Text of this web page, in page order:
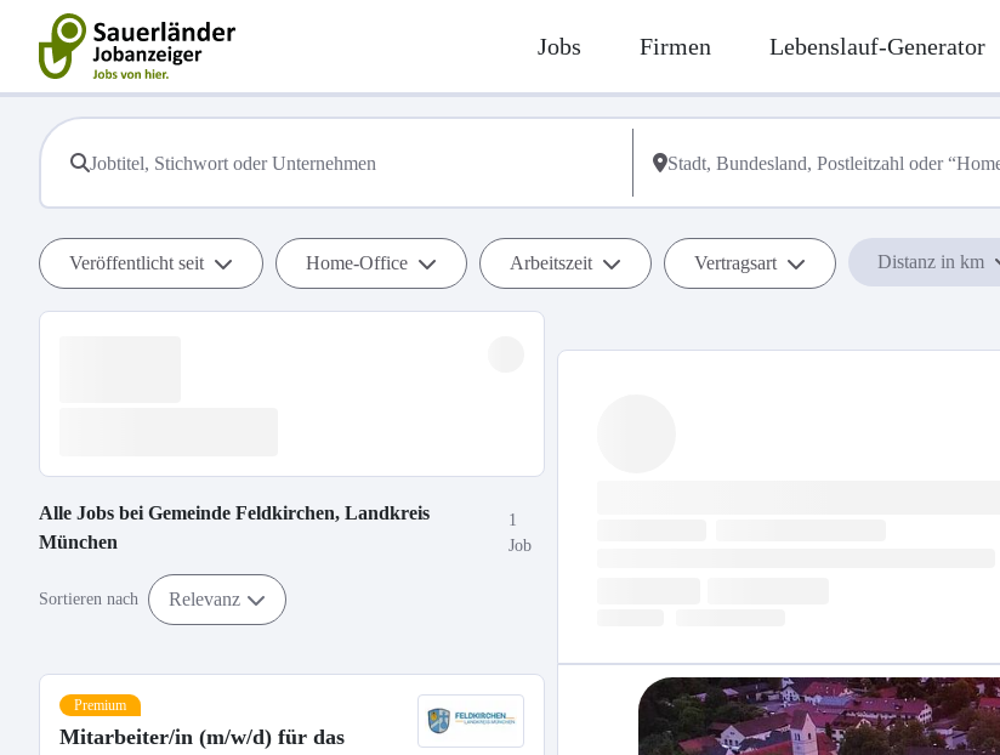
Jobs Firmen Lebenslauf-Generator
Veröffentlicht seit Home-Office Arbeitszeit Vertragsart Distanz in km
Alle Jobs bei Gemeinde Feldkirchen, Landkreis
München
1
Job
Sortieren nach Relevanz
Premium
Mitarbeiter/in (m/w/d) für das